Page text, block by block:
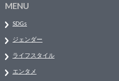
MENU
SDGs
ジェンダー
ライフスタイル
エンタメ